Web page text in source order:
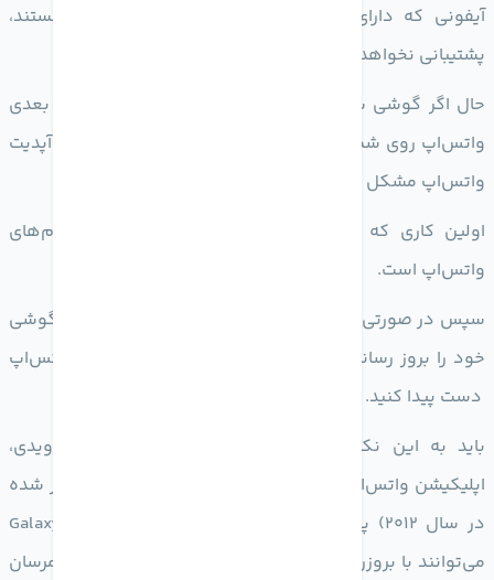
آیفونی که دارای سیستم عامل iOS 9 یا قدیمی‌تر هستند،
پشتیبانی نخواهد کرد.
حال اگر گوشی شما نیز شامل این موارد می‌شود، آپدیت بعدی
واتس‌اپ روی شما تاثیر منفی خواهد گذاشت! بنابراین اگر آپدیت
واتس‌اپ مشکل ساز شد، چه کار باید کرد؟
اولین کاری که باید انجام دهید، بک آپ گرفتن از پیام‌های
واتس‌اپ است.
سپس در صورتی که گوشی شما امکان بروزرسانی داشت، گوشی
خود را بروز رسانی کنید تا به نسخه‌های قابل پشتیبان واتس‌اپ
دست پیدا کنید.
باید به این نکته نیز اشاره کرد که برای کاربران اندرویدی،
اپلیکیشن واتس‌اپ از نسخه‌های اندروید 4.1 به بعد (منتشر شده
در سال 2012) پشتیبانی می‌کند و دارندگان گوشی Galaxy S2
می‌توانند با بروزرسانی به اندروید 4.1.2 به راحتی از این پیامرسان